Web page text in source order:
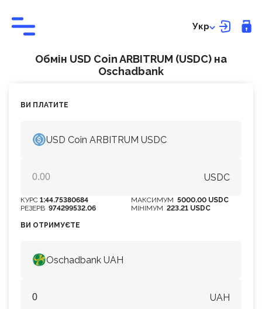
Укр
Обмін USD Coin ARBITRUM (USDC) на
Оschadbank
ВИ ПЛАТИТЕ
USD Coin ARBITRUM USDC
USDC
РЕЗЕРВ 974299532.06
КУРС 1:44.75380684
МІНІМУМ 223.21 USDC
МАКСИМУМ 5000.00 USDC
ВИ ОТРИМУЄТЕ
Оschadbank UAH
UAH